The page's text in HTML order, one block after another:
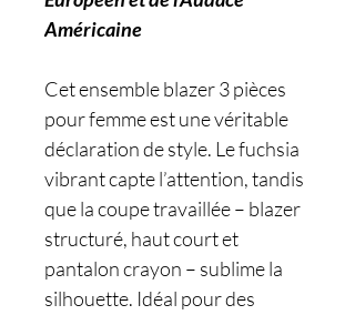
Américaine
Cet ensemble blazer 3 pièces
pour femme est une véritable
déclaration de style. Le fuchsia
vibrant capte l’attention, tandis
que la coupe travaillée – blazer
structuré, haut court et
pantalon crayon – sublime la
silhouette. Idéal pour des